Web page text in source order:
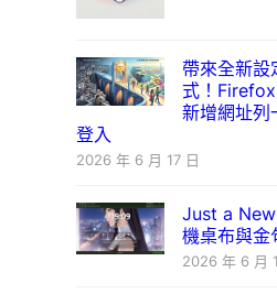
帶來全新設
式！Firefox
新增網址列
登入
2026 年 6 月 17 日
Just a
機桌布與金
2026 年 6 月